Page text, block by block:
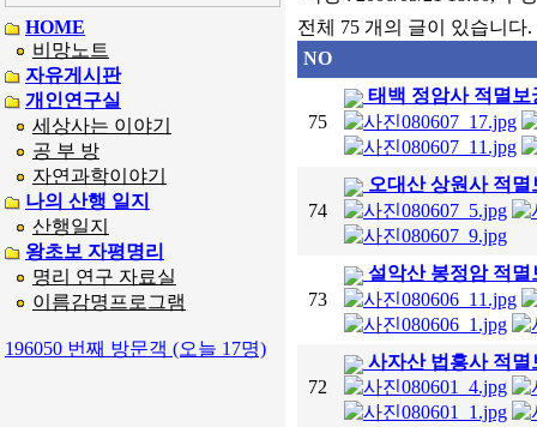
HOME
비망노트
자유게시판
개인연구실
세상사는 이야기
공 부 방
자연과학이야기
나의 산행 일지
산행일지
왕초보 자평명리
명리 연구 자료실
이름감명프로그램
196050 번째 방문객 (오늘 17명)
전체 75 개의 글이 있습니다.
NO
75
태백 정암사 적멸보
74
오대산 상원사 적멸
73
설악산 봉정암 적멸
72
사자산 법흥사 적